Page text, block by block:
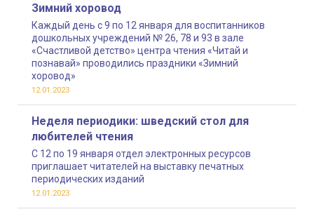
Зимний хоровод
Каждый день с 9 по 12 января для воспитанников
дошкольных учреждений № 26, 78 и 93 в зале
«Счастливой детство» центра чтения «Читай и
познавай» проводились праздники «Зимний
хоровод»
12.01.2023
Неделя периодики: шведский стол для
любителей чтения
С 12 по 19 января отдел электронных ресурсов
приглашает читателей на выставку печатных
периодических изданий
12.01.2023